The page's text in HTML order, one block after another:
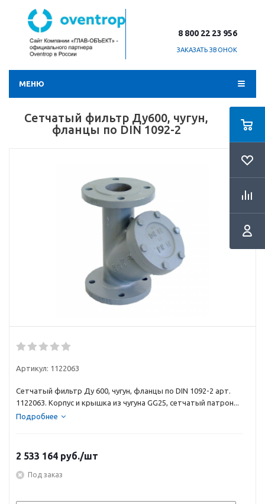
8 800 22 23 956
ЗАКАЗАТЬ ЗВОНОК
МЕНЮ
Сетчатый фильтр Ду600, чугун,
фланцы по DIN 1092-2
Артикул: 1122063
Сетчатый фильтр Ду 600, чугун, фланцы по DIN 1092-2 арт.
1122063. Корпус и крышка из чугуна GG25, сетчатый патрон...
Подробнее
2 533 164 руб./шт
Под заказ